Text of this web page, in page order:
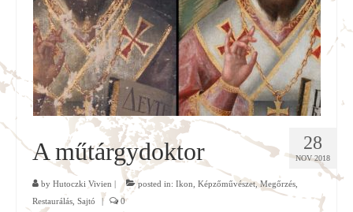
28
NOV 2018
A műtárgydoktor
by Hutoczki Vivien | posted in: Ikon Képzőművészet,Megőrzés
Restaurálás Sajtó | 0